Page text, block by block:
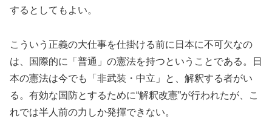
するとしてもよい。
こういう正義の大仕事を仕掛ける前に日本に不可欠なの
は、国際的に「普通」の憲法を持つということである。日
本の憲法は今でも「非武装・中立」と、解釈する者がい
る。有効な国防とするために“解釈改憲”が行われたが、こ
れでは半人前の力しか発揮できない。